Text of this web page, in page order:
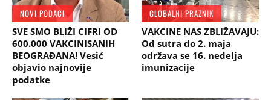
NOVI PODACI
SVE SMO BLIŽI CIFRI OD
600.000 VAKCINISANIH
BEOGRAĐANA! Vesić
objavio najnovije
podatke
GLOBALNI PRAZNIK
VAKCINE NAS ZBLIŽAVAJU:
Od sutra do 2. maja
održava se 16. nedelja
imunizacije